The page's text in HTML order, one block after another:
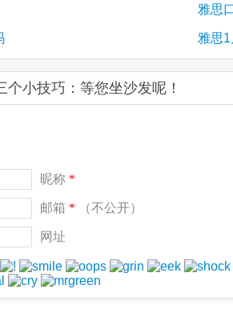
雅思
雅思
小技巧：等您坐沙发呢！
昵称 *
邮箱 * （不公开）
网址